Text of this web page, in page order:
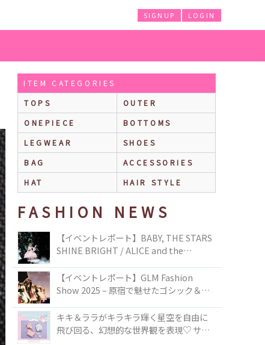
LOGIN
SIGNUP
ITEM CATEGORIES
TOPS
OUTER
ONEPIECE
BOTTOMS
LEGWEAR
SHOES
BAG
ACCESSORIES
HAT
HAIR STYLE
FASHION NEWS
【イベントレポート】BABY, THE STARS
SHINE BRIGHT / ALICE and the
TOKYO
【イベントレポート】GLM Fashion
Show 2025 – 原宿で魅せたゴシック＆ロ
キキ＆ララがキラキラ輝く星空を自由に
飛び回る、幻想的な世界観を表現♡ サマ